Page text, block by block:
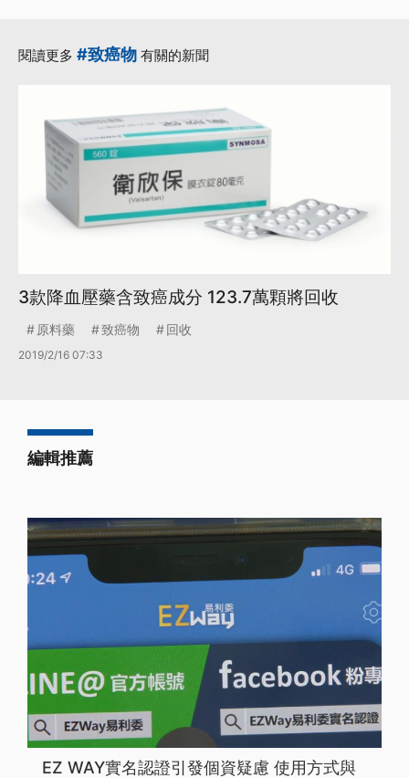
閱讀更多 #致癌物 有關的新聞
3款降血壓藥含致癌成分 123.7萬顆將回收
原料藥 致癌物 回收
2019/2/16 07:33
編輯推薦
EZ WAY實名認證引發個資疑慮 使用方式與